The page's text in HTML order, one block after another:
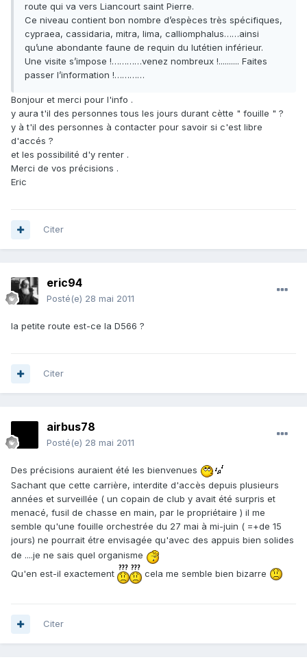
route qui va vers Liancourt saint Pierre.
Ce niveau contient bon nombre d’espèces très spécifiques,
cypraea, cassidaria, mitra, lima, calliomphalus……ainsi
qu’une abondante faune de requin du lutétien inférieur.
Une visite s’impose !…………venez nombreux !.......... Faites
passer l’information !…………
Bonjour et merci pour l'info .
y aura t'il des personnes tous les jours durant cètte " fouille " ?
y à t'il des personnes à contacter pour savoir si c'est libre
d'accés ?
et les possibilité d'y renter .
Merci de vos précisions .
Eric
Citer
eric94
Posté(e) 28 mai 2011
la petite route est-ce la D566 ?
Citer
airbus78
Posté(e) 28 mai 2011
Des précisions auraient été les bienvenues
Sachant que cette carrière, interdite d'accès depuis plusieurs
années et surveillée ( un copain de club y avait été surpris et
menacé, fusil de chasse en main, par le propriétaire ) il me
semble qu'une fouille orchestrée du 27 mai à mi-juin ( =+de 15
jours) ne pourrait étre envisagée qu'avec des appuis bien solides
de ....je ne sais quel organisme
Qu'en est-il exactement
cela me semble bien bizarre
Citer